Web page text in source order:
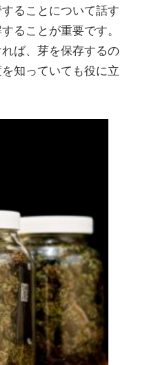
ることについて話す
ることが重要です。
ば、芽を保存するの
知っていても役に立